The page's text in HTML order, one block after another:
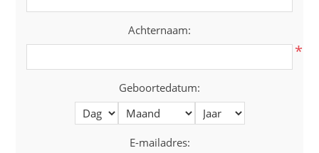
Achternaam:
*
Geboortedatum:
E-mailadres: